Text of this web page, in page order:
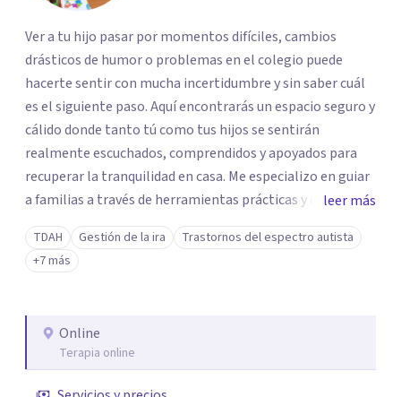
Ver a tu hijo pasar por momentos difíciles, cambios
drásticos de humor o problemas en el colegio puede
hacerte sentir con mucha incertidumbre y sin saber cuál
es el siguiente paso. Aquí encontrarás un espacio seguro y
cálido donde tanto tú como tus hijos se sentirán
realmente escuchados, comprendidos y apoyados para
recuperar la tranquilidad en casa. Me especializo en guiar
a familias a través de herramientas prácticas y dinámicas
adaptadas a la edad de cada menor, dejando de lado las
etiquetas y los tecnicismos. Mi forma de trabajar se
centra en entender las emociones que hay detrás del
necesaria para superar sus retos y fortaleciendo la
comunicación entre ustedes. Acompaño a niños y
adolescentes que están lidiando con la ansiedad, la
timidez, la rebeldía o dificultades escolares, así como a
leer más
TDAH Gestión de la ira
Trastornos del espectro autista
+7 más
Online
Terapia online